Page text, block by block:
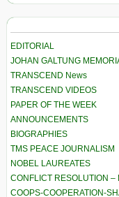
EDITORIAL
JOHAN GALTUNG
TRANSCEND News
TRANSCEND VIDEOS
PAPER OF THE WEEK
ANNOUNCEMENTS
BIOGRAPHIES
TMS PEACE JOURNALISM
NOBEL LAUREATES
CONFLICT RESOLUTION –
COOPS-COOPERATION-